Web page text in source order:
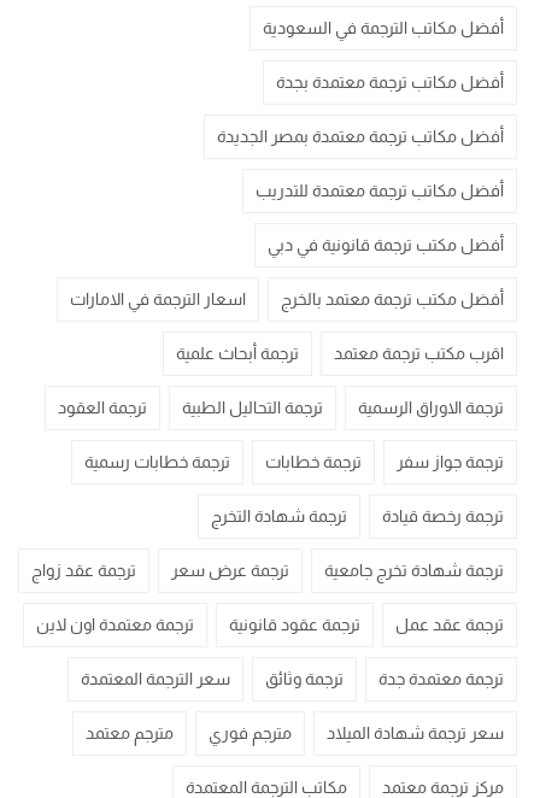
أفضل مكاتب الترجمة في السعودية
أفضل مكاتب ترجمة معتمدة بجدة
أفضل مكاتب ترجمة معتمدة بمصر الجديدة
أفضل مكاتب ترجمة معتمدة للتدريب
أفضل مكتب ترجمة قانونية في دبي
أفضل مكتب ترجمة معتمد بالخرج اسعار الترجمة في الامارات
اقرب مكتب ترجمة معتمد ترجمة أبحاث علمية
ترجمة الاوراق الرسمية ترجمة التحاليل الطبية ترجمة العقود
ترجمة جواز سفر ترجمة خطابات ترجمة خطابات رسمية
ترجمة رخصة قيادة ترجمة شهادة التخرج
ترجمة شهادة تخرج جامعية ترجمة عرض سعر ترجمة عقد زواج
ترجمة عقد عمل ترجمة عقود قانونية ترجمة معتمدة اون لاين
ترجمة معتمدة جدة ترجمة وثائق سعر الترجمة المعتمدة
سعر ترجمة شهادة الميلاد مترجم فوري مترجم معتمد
مركز ترجمة معتمد مكاتب الترجمة المعتمدة